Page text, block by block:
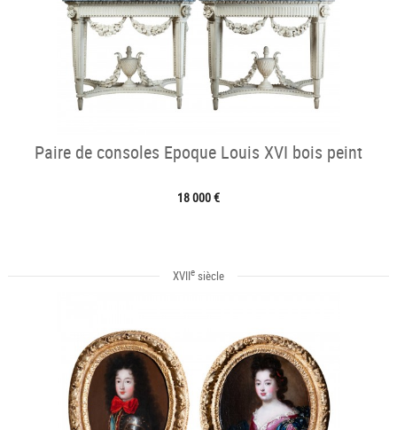
Paire de consoles Epoque Louis XVI bois peint
18 000 €
XVIIesiècle